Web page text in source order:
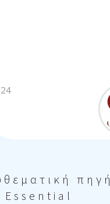
πηγή
Essential